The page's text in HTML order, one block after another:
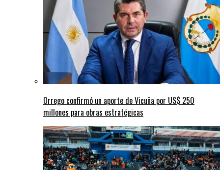
Orrego confirmó un aporte de Vicuña por US$ 250
millones para obras estratégicas